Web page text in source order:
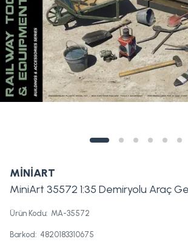
MİNİART
MiniArt 35572 1:35 Demiryolu Araç
Ürün Kodu: MA-35572
Barkod: 4820183310675